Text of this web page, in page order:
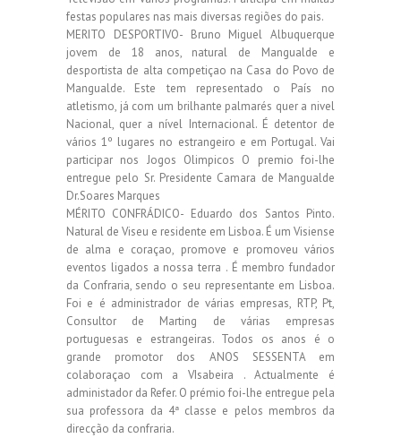
festas populares nas mais diversas regiões do pais.
MERITO DESPORTIVO- Bruno Miguel Albuquerque
jovem de 18 anos, natural de Mangualde e
desportista de alta competiçao na Casa do Povo de
Mangualde. Este tem representado o País no
atletismo, já com um brilhante palmarés quer a nivel
Nacional, quer a nível Internacional. É detentor de
vários 1º lugares no estrangeiro e em Portugal. Vai
participar nos Jogos Olimpicos O premio foi-lhe
entregue pelo Sr. Presidente Camara de Mangualde
Dr.Soares Marques
MÉRITO CONFRÁDICO- Eduardo dos Santos Pinto.
Natural de Viseu e residente em Lisboa. É um Visiense
de alma e coraçao, promove e promoveu vários
eventos ligados a nossa terra . É membro fundador
da Confraria, sendo o seu representante em Lisboa.
Foi e é administrador de várias empresas, RTP, Pt,
Consultor de Marting de várias empresas
portuguesas e estrangeiras. Todos os anos é o
grande promotor dos ANOS SESSENTA em
colaboraçao com a VIsabeira . Actualmente é
administador da Refer. O prémio foi-lhe entregue pela
sua professora da 4ª classe e pelos membros da
direcção da confraria.